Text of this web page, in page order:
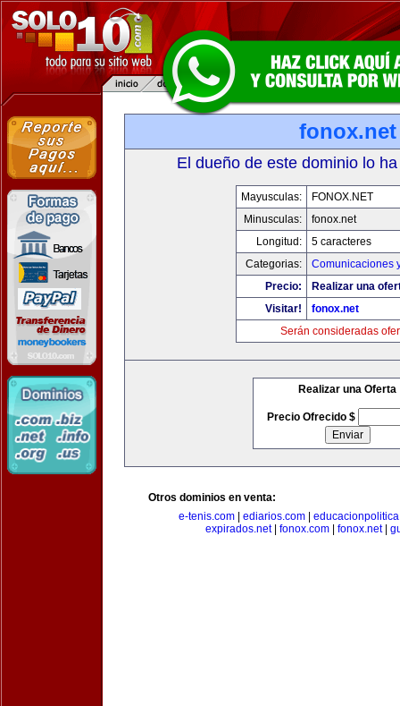
fonox.net
El dueño de este dominio lo
Mayusculas:
FONOX.NET
Minusculas:
fonox.net
Longitud:
5 caracteres
Categorias:
Comunicaciones
Precio:
Realizar una
Visitar!
fonox.net
Serán consideradas
Realizar una Oferta
Precio Ofrecido $
Otros dominios en venta:
e-tenis.com
ediarios.com
expirados.net| fonox.com fonox.net|